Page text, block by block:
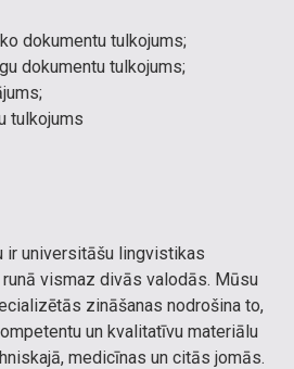
dokumentu tulkojums;
dokumentu tulkojums;
tulkojums
ir universitāšu lingvistikas
vismaz divās valodās. Mūsu
zināšanas nodrošina to,
un kvalitatīvu materiālu
medicīnas un citās jomās.